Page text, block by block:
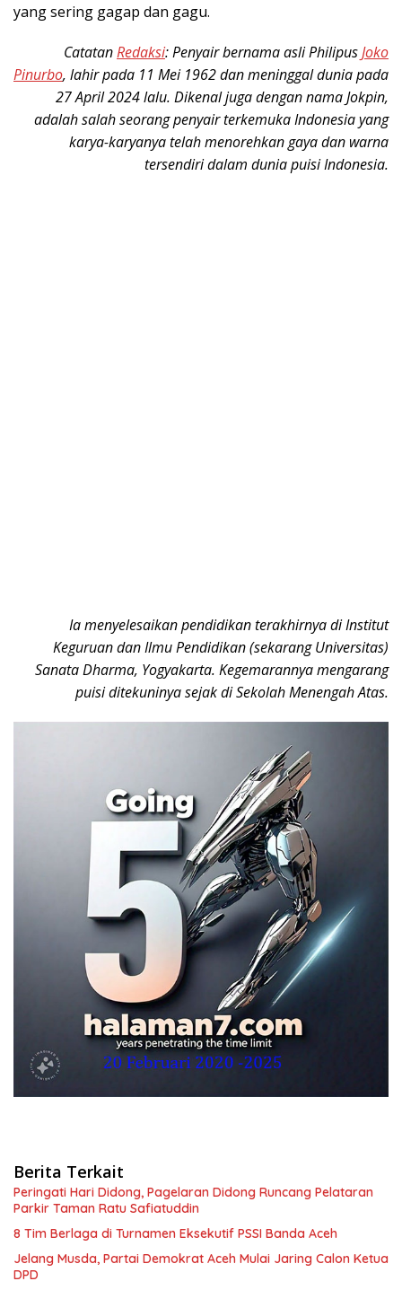
yang sering gagap dan gagu.
CatatanRedaksi: Penyair bernama asli PhilipusJoko
Pinurbo, lahir pada 11 Mei 1962 dan meninggal dunia pada
27 April 2024 lalu. Dikenal juga dengan nama Jokpin,
adalah salah seorang penyair terkemuka Indonesia yang
karya-karyanya telah menorehkan gaya dan warna
tersendiri dalam dunia puisi Indonesia.
Ia menyelesaikan pendidikan terakhirnya di Institut
Keguruan dan Ilmu Pendidikan (sekarang Universitas)
Sanata Dharma, Yogyakarta. Kegemarannya mengarang
puisi ditekuninya sejak di Sekolah Menengah Atas.
Berita Terkait
Peringati Hari Didong, Pagelaran Didong Runcang Pelataran
Parkir Taman Ratu Safiatuddin
8 Tim Berlaga di Turnamen Eksekutif PSSI Banda Aceh
Jelang Musda, Partai Demokrat Aceh Mulai Jaring Calon Ketua
DPD